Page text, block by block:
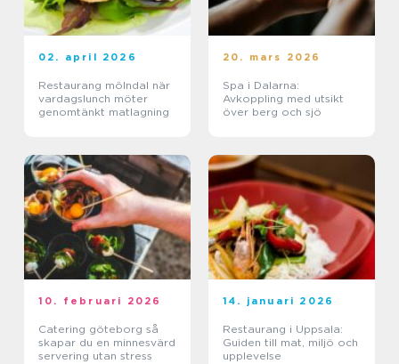
02. april 2026
Restaurang mölndal när
vardagslunch möter
genomtänkt matlagning
20. mars 2026
Spa i Dalarna:
Avkoppling med utsikt
över berg och sjö
10. februari 2026
Catering göteborg så
skapar du en minnesvärd
servering utan stress
14. januari 2026
Restaurang i Uppsala:
Guiden till mat, miljö och
upplevelse